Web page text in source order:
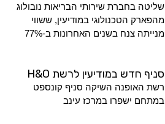
שליטה בחברת שירותי הבריאות נובולוג
מהפארק הטכנולוגי במודיעין, ששווי
מנייתה צנח בשנים האחרונות ב-77%
סניף חדש במודיעין לרשת H&O
רשת האופנה השיקה סניף קונספט
במתחם ישפרו במרכז עינב